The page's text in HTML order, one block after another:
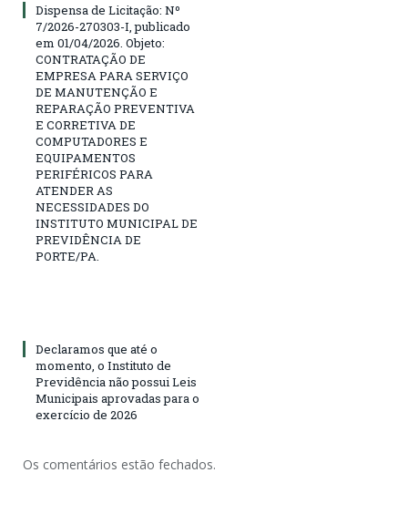
Dispensa de Licitação: Nº
7/2026-270303-I, publicado
em 01/04/2026. Objeto:
CONTRATAÇÃO DE
EMPRESA PARA SERVIÇO
DE MANUTENÇÃO E
REPARAÇÃO PREVENTIVA
E CORRETIVA DE
COMPUTADORES E
EQUIPAMENTOS
PERIFÉRICOS PARA
ATENDER AS
NECESSIDADES DO
INSTITUTO MUNICIPAL DE
PREVIDÊNCIA DE
PORTE/PA.
Declaramos que até o
momento, o Instituto de
Previdência não possui Leis
Municipais aprovadas para o
exercício de 2026
Os comentários estão fechados.